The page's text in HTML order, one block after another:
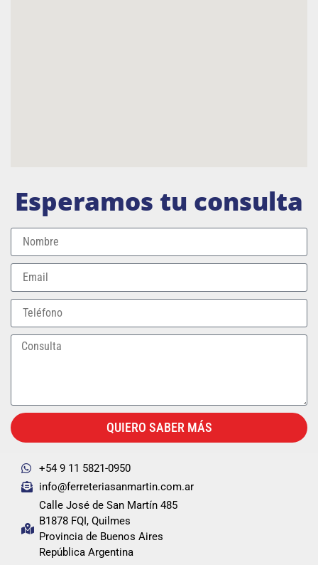
Esperamos tu consulta
QUIERO SABER MÁS
+54 9 11 5821-0950
info@ferreteriasanmartin.com.ar
Calle José de San Martín 485
B1878 FQI, Quilmes
Provincia de Buenos Aires
República Argentina